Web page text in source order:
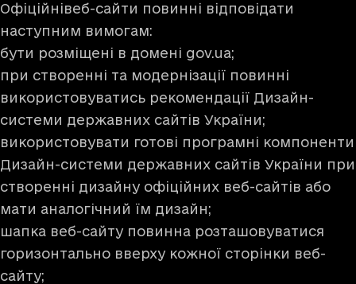
Офіційнівеб-сайти повинні відповідати
наступним вимогам:
бути розміщені в домені gov.ua;
при створенні та модернізації повинні
використовуватись рекомендації Дизайн-
системи державних сайтів України;
використовувати готові програмні компоненти
Дизайн-системи державних сайтів України при
створенні дизайну офіційних веб-сайтів або
мати аналогічний їм дизайн;
шапка веб-сайту повинна розташовуватися
горизонтально вверху кожної сторінки веб-
сайту;